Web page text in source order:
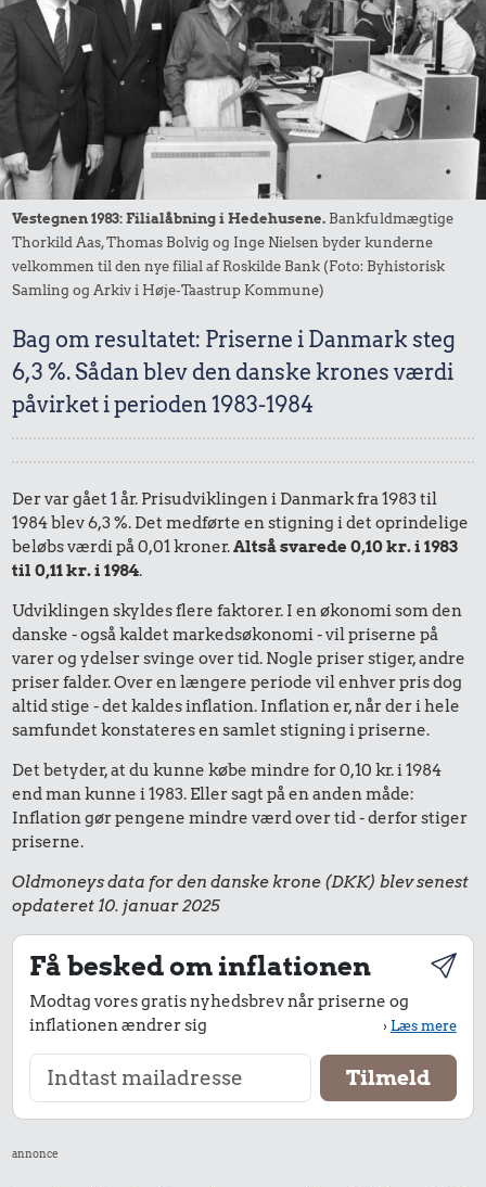
Vestegnen 1983: Filialåbning i Hedehusene. Bankfuldmægtige
Thorkild Aas, Thomas Bolvig og Inge Nielsen byder kunderne
velkommen til den nye filial af Roskilde Bank (Foto: Byhistorisk
Samling og Arkiv i Høje-Taastrup Kommune)
Bag om resultatet: Priserne i Danmark steg
6,3 %. Sådan blev den danske krones værdi
påvirket i perioden 1983-1984
Der var gået 1 år. Prisudviklingen i Danmark fra 1983 til
1984 blev 6,3 %. Det medførte en stigning i det oprindelige
beløbs værdi på 0,01 kroner.Altså svarede 0,10 kr. i 1983
til 0,11 kr. i 1984.
Udviklingen skyldes flere faktorer. I en økonomi som den
danske - også kaldet markedsøkonomi - vil priserne på
varer og ydelser svinge over tid. Nogle priser stiger, andre
priser falder. Over en længere periode vil enhver pris dog
altid stige - det kaldes inflation. Inflation er, når der i hele
samfundet konstateres en samlet stigning i priserne.
Det betyder, at du kunne købe mindre for 0,10 kr. i 1984
end man kunne i 1983. Eller sagt på en anden måde:
Inflation gør pengene mindre værd over tid - derfor stiger
priserne.
Oldmoneys data for den danske krone (DKK) blev senest
opdateret 10. januar 2025
Få besked om inflationen
Modtag vores gratis nyhedsbrev når priserne og
inflationen ændrer sig
›Læs mere
annonce